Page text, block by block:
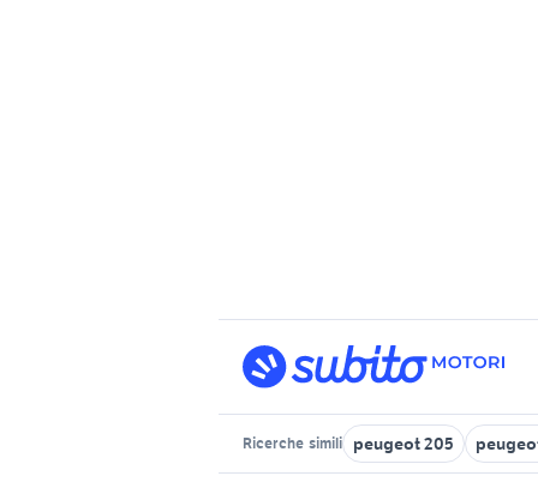
Ricerche simili peugeot 205